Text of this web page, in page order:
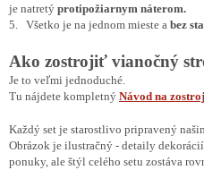
je natretý protipožiarnym náterom.
5. Všetko je na jednom mieste a bez
Ako zostrojiť vianočný
Je to veľmi jednoduché.
Tu nájdete kompletný Návod na
Každý set je starostlivo pripravený
Obrázok je ilustračný - detaily
ponuky, ale štýl celého setu zostáva